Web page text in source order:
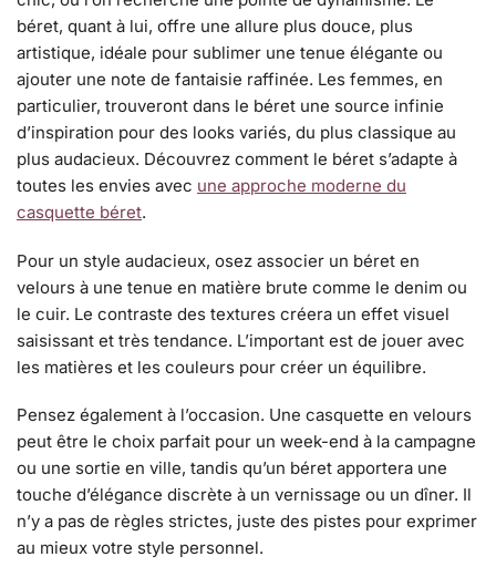
béret, quant à lui, offre une allure plus douce, plus
artistique, idéale pour sublimer une tenue élégante ou
ajouter une note de fantaisie raffinée. Les femmes, en
particulier, trouveront dans le béret une source infinie
d’inspiration pour des looks variés, du plus classique au
plus audacieux. Découvrez comment le béret s’adapte à
toutes les envies avec une approche moderne du
casquette béret.
Pour un style audacieux, osez associer un béret en
velours à une tenue en matière brute comme le denim ou
le cuir. Le contraste des textures créera un effet visuel
saisissant et très tendance. L’important est de jouer avec
les matières et les couleurs pour créer un équilibre.
Pensez également à l’occasion. Une casquette en velours
peut être le choix parfait pour un week-end à la campagne
ou une sortie en ville, tandis qu’un béret apportera une
touche d’élégance discrète à un vernissage ou un dîner. Il
n’y a pas de règles strictes, juste des pistes pour exprimer
au mieux votre style personnel.